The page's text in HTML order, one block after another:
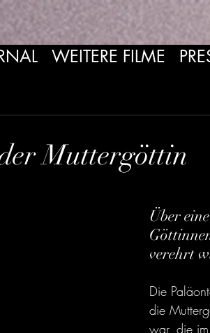
Muttergöttin
Über
verehrt
Die
die
war, die
WEITERE FILME